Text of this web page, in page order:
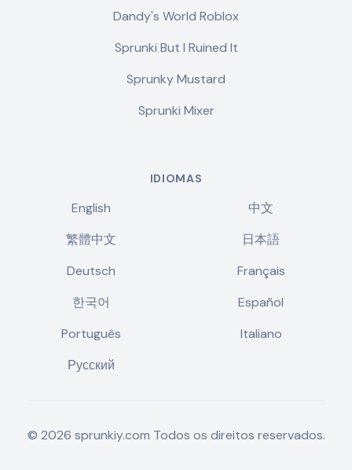
Dandy's World Roblox
Sprunki But I Ruined It
Sprunky Mustard
Sprunki Mixer
IDIOMAS
English
中文
繁體中文
日本語
Deutsch
Français
한국어
Español
Português
Italiano
Русский
© 2026 sprunkiy.com Todos os direitos reservados.